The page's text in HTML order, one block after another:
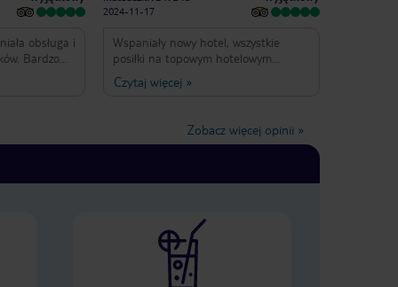
Bardzo
sprzątane
2024-11-17
Wspaniały nowy hotel, wszystkie
posiłki na topowym hotelowym
poziomie, dużo przestrzeni, cisza i
spokój na plazy - idealnie na
Czytaj więcej »
Zobacz więcej opinii »